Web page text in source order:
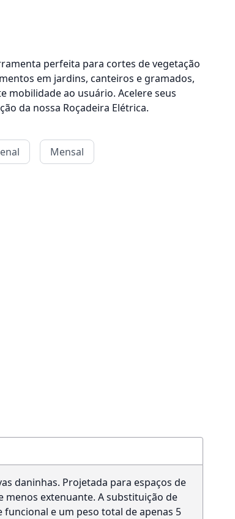
perfeita para cortes de vegetação
em jardins, canteiros e gramados,
mobilidade ao usuário. Acelere seus
da nossa Roçadeira Elétrica.
Mensal
daninhas. Projetada para espaços de
extenuante. A substituição de
e um peso total de apenas 5